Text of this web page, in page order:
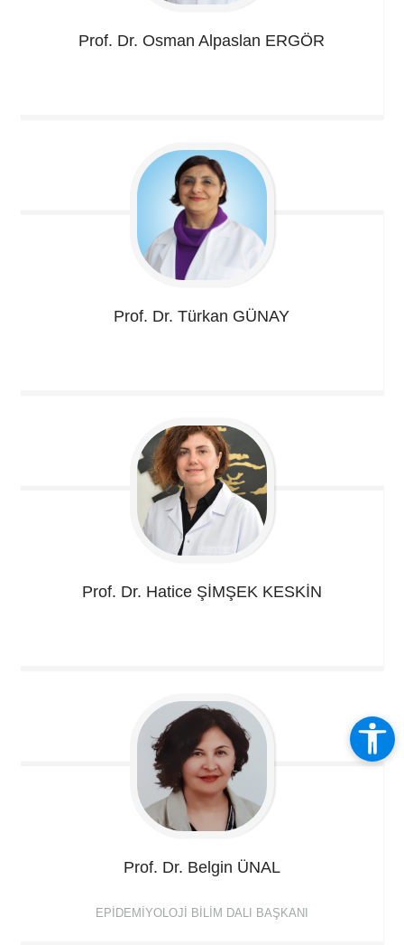
Prof. Dr. Osman Alpaslan ERGÖR
Prof. Dr. Türkan GÜNAY
Prof. Dr. Hatice ŞİMŞEK KESKİN
Prof. Dr. Belgin ÜNAL
EPIDEMIYOLOJI BILIM DALI BAŞKANI